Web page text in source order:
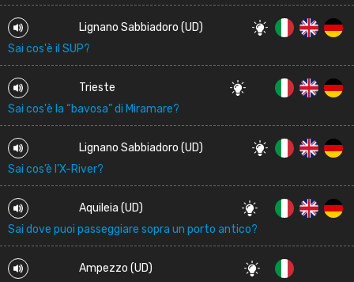
Lignano Sabbiadoro (UD)
Sai cos'è il SUP?
Trieste
Sai cos'è la “bavosa” di Miramare?
Lignano Sabbiadoro (UD)
Sai cos’è l'X-River?
Aquileia (UD)
Sai dove puoi passeggiare sopra un porto antico?
Ampezzo (UD)